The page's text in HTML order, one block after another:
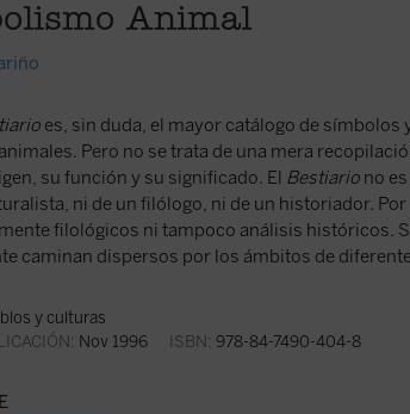
Animal
es, sin duda, el mayor catálogo de símbolos
Pero no se trata de una mera
su función y su significado. El Bestiariono es
ni de un filólogo, ni de un historiador.
filológicos ni tampoco análisis históricos.
caminan dispersos por los ámbitos de
y culturas
Nov 1996 ISBN: 978-84-7490-404-8